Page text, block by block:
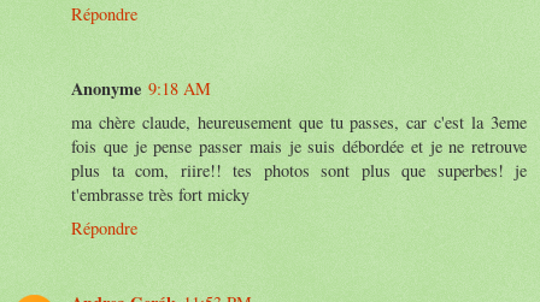
Répondre
Anonyme 9:18 AM
ma chère claude, heureusement que tu passes, car c'est la 3eme
fois que je pense passer mais je suis débordée et je ne retrouve
plus ta com, riire!! tes photos sont plus que superbes! je
t'embrasse très fort micky
Répondre